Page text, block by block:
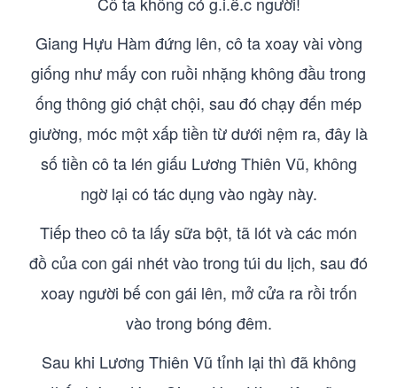
Giang Hựu Hàm đứng lên, cô ta xoay vài vòng
giống như mấy con ruồi nhặng không đầu trong
ống thông gió chật chội, sau đó chạy đến mép
giường, móc một xấp tiền từ dưới nệm ra, đây là
số tiền cô ta lén giấu Lương Thiên Vũ, không
ngờ lại có tác dụng vào ngày này.
Tiếp theo cô ta lấy sữa bột, tã lót và các món
đồ của con gái nhét vào trong túi du lịch, sau đó
xoay người bế con gái lên, mở cửa ra rồi trốn
vào trong bóng đêm.
Sau khi Lương Thiên Vũ tỉnh lại thì đã không